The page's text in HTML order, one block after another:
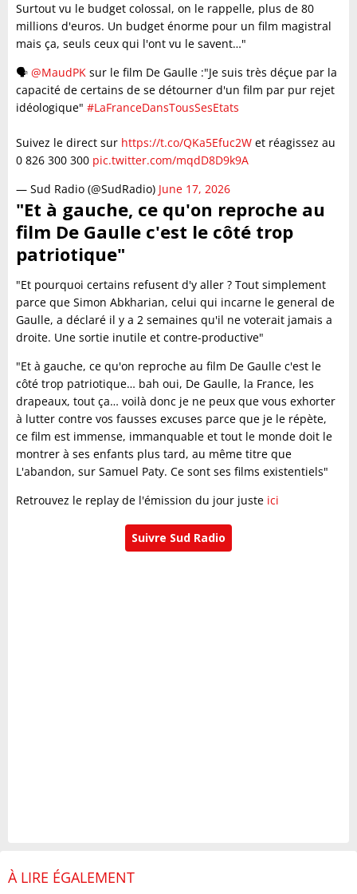
Surtout vu le budget colossal, on le rappelle, plus de 80
millions d'euros. Un budget énorme pour un film magistral
mais ça, seuls ceux qui l'ont vu le savent…"
🗣️ @MaudPK sur le film De Gaulle :"Je suis très déçue par la
capacité de certains de se détourner d'un film par pur rejet
idéologique" #LaFranceDansTousSesEtats
Suivez le direct sur https://t.co/QKa5Efuc2W et réagissez au
0 826 300 300 pic.twitter.com/mqdD8D9k9A
— Sud Radio (@SudRadio) June 17, 2026
"Et à gauche, ce qu'on reproche au
film De Gaulle c'est le côté trop
patriotique"
"Et pourquoi certains refusent d'y aller ? Tout simplement
parce que Simon Abkharian, celui qui incarne le general de
Gaulle, a déclaré il y a 2 semaines qu'il ne voterait jamais a
droite. Une sortie inutile et contre-productive"
"Et à gauche, ce qu'on reproche au film De Gaulle c'est le
côté trop patriotique… bah oui, De Gaulle, la France, les
drapeaux, tout ça… voilà donc je ne peux que vous exhorter
à lutter contre vos fausses excuses parce que je le répète,
ce film est immense, immanquable et tout le monde doit le
montrer à ses enfants plus tard, au même titre que
L'abandon, sur Samuel Paty. Ce sont ses films existentiels"
Retrouvez le replay de l'émission du jour juste ici
Suivre Sud Radio
À LIRE ÉGALEMENT